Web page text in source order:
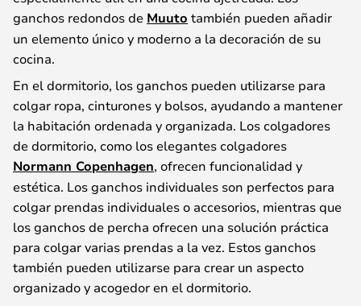
ganchos redondos de Muuto también pueden añadir
un elemento único y moderno a la decoración de su
cocina.
En el dormitorio, los ganchos pueden utilizarse para
colgar ropa, cinturones y bolsos, ayudando a mantener
la habitación ordenada y organizada. Los colgadores
de dormitorio, como los elegantes colgadores
Normann Copenhagen, ofrecen funcionalidad y
estética. Los ganchos individuales son perfectos para
colgar prendas individuales o accesorios, mientras que
los ganchos de percha ofrecen una solución práctica
para colgar varias prendas a la vez. Estos ganchos
también pueden utilizarse para crear un aspecto
organizado y acogedor en el dormitorio.